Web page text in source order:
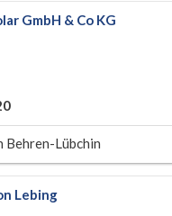
GmbH & Co KG
Behren-Lübchin
Lebing